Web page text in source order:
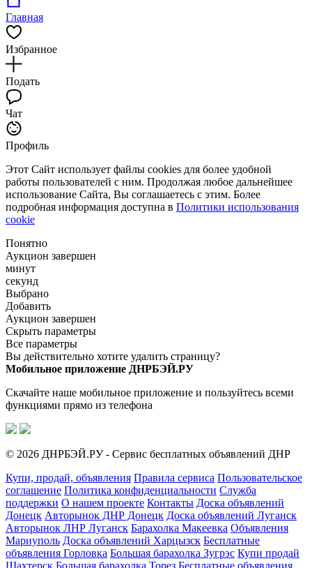
Главная
Избранное
Подать
Чат
Профиль
Этот Сайт использует файлы cookies для более удобной
работы пользователей с ним. Продолжая любое дальнейшее
использование Сайта, Вы соглашаетесь с этим. Более
подробная информация доступна в Политики использования
cookie
Понятно
Аукцион завершен
минут
секунд
Выбрано
Добавить
Аукцион завершен
Скрыть параметры
Все параметры
Вы действительно хотите удалить страницу?
Мобильное приложение ДНРБЭЙ.РУ
Скачайте наше мобильное приложение и пользуйтесь всеми
функциями прямо из телефона
© 2026 ДНРБЭЙ.РУ - Сервис бесплатных объявлений ДНР
Купи, продай, объявления Правила сервиса Пользовательское
соглашение Политика конфиденциальности Служба
поддержки О нашем проекте Контакты Доска объявлений
Донецк Авторынок ДНР Донецк Доска объявлений Луганск
Авторынок ЛНР Луганск Барахолка Макеевка Объявления
Мариуполь Доска объявлений Харцызск Бесплатные
объявления Горловка Большая барахолка Зугрэс Купи продай
Шахтерск Большая барахолка Торез Бесплатные объявления